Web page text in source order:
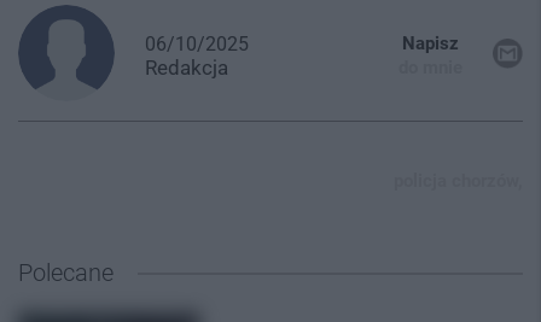
06/10/2025
Redakcja
Napisz
Polecane